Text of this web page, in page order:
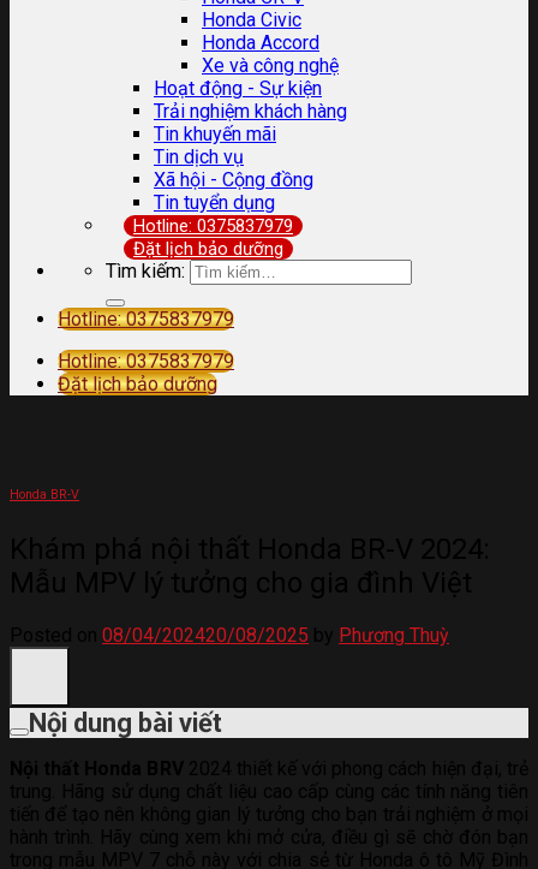
Honda Civic
Honda Accord
Xe và công nghệ
Hoạt động - Sự kiện
Trải nghiệm khách hàng
Tin khuyến mãi
Tin dịch vụ
Xã hội - Cộng đồng
Tin tuyển dụng
Hotline: 0375837979
Đặt lịch bảo dưỡng
Tìm kiếm:
Hotline: 0375837979
Hotline: 0375837979
Đặt lịch bảo dưỡng
Honda BR-V
08/04/202420/08/2025 Phương Thuỳ
Nội dung bài viết